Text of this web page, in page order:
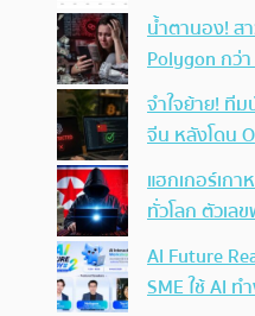
น้ำตานอง! ส
Polygon กว่
จำใจย้าย! ที
จีน หลังโดน
แฮกเกอร์เกา
ทั่วโลก ตัวเล
AI Future
SME ใช้ AI